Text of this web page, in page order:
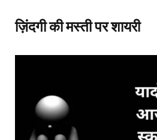
ज़िंदगी की मस्ती पर शायरी